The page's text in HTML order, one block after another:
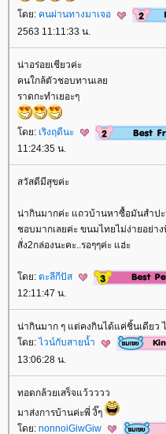
ดย: คนผ่านทางมาเจอ
2563 11:11:33 น.
น่าอร่อยเชียวค่ะ
คนใกล้ตัวชอบทานเล
ราดกะทำเยอะๆ
ดย: เริงฤดีนะ
11:24:35 น.
สวัสดีมีสุขค่ะ
น่ากินมากค่ะ แถวบ้านหาซื้อมันสำป
ชอบมากเลยค่ะ ขนมไทยไม่ง่ายอย่า
สั่ง2กล่องนะคะ..รอๆๆค่ะ แฮ่ะ
ดย: ตะลีกีปัส
12:11:47 น.
น่ากินมาก ๆ แต่คงกินได้แค่ชิ้นเดียว
ดย: ไวน์กับสายน้ำ
13:06:28 น.
ทอดกล้วยเสร็จแว้วววว
มาส่งการบ้านค่ะพี่ งิ๊ๆ
ดย: nonnoiGiwGiw